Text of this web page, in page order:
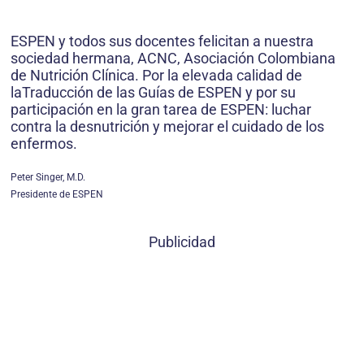
ESPEN y todos sus docentes feli­citan a nuestra
sociedad hermana, ACNC, Asociación Colombiana
de Nutrición Clínica. Por la elevada calidad de
laTraducción de las Guías de ESPEN y por su
participación en la gran tarea de ESPEN: luchar
contra la desnutrición y mejorar el cuidado de los
enfermos.
Peter Singer, M.D.
Presidente de ESPEN
Publicidad